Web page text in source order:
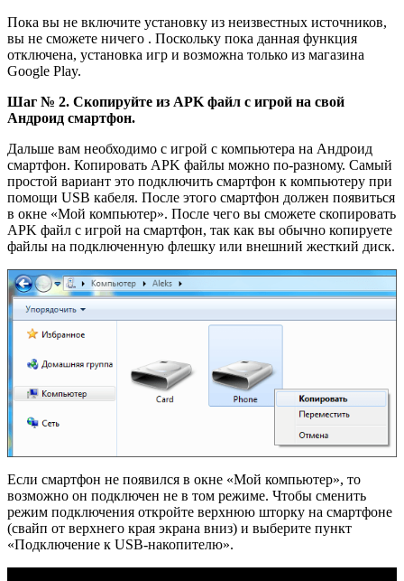
Пока вы не включите установку из неизвестных источников,
вы не сможете ничего . Поскольку пока данная функция
отключена, установка игр и возможна только из магазина
Google Play.
Шаг № 2. Скопируйте из APK файл с игрой на свой
Андроид смартфон.
Дальше вам необходимо с игрой с компьютера на Андроид
смартфон. Копировать APK файлы можно по-разному. Самый
простой вариант это подключить смартфон к компьютеру при
помощи USB кабеля. После этого смартфон должен появиться
в окне «Мой компьютер». После чего вы сможете скопировать
APK файл с игрой на смартфон, так как вы обычно копируете
файлы на подключенную флешку или внешний жесткий диск.
Если смартфон не появился в окне «Мой компьютер», то
возможно он подключен не в том режиме. Чтобы сменить
режим подключения откройте верхнюю шторку на смартфоне
(свайп от верхнего края экрана вниз) и выберите пункт
«Подключение к USB-накопителю».